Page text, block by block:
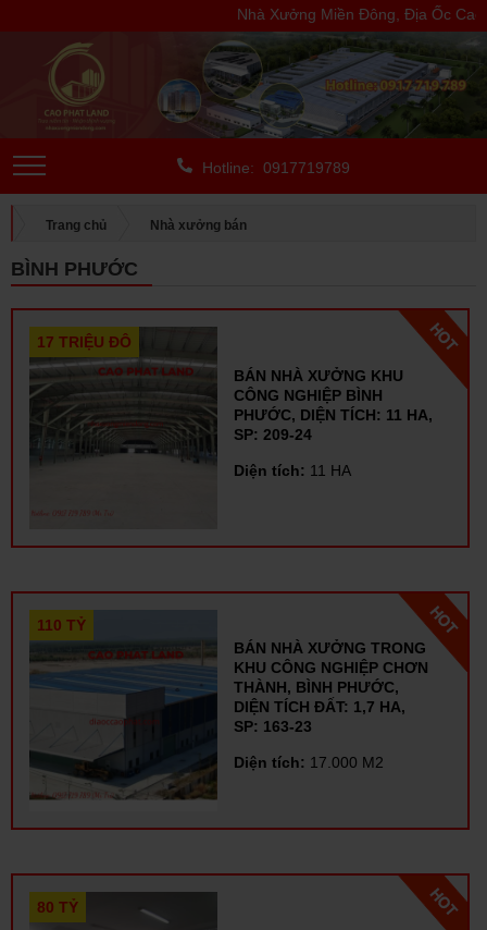
Nhà Xưởng Miền Đông, Địa Ốc Cao
Hotline: 0917719789
Trang chủ Nhà xưởng bán
BÁN NHÀ XƯỞNG TRONG KCN
BÌNH PHƯỚC
17 TRIỆU ĐÔ
BÁN NHÀ XƯỞNG KHU
CÔNG NGHIỆP BÌNH
PHƯỚC, DIỆN TÍCH: 11 HA,
SP: 209-24
Diện tích: 11 HA
110 TỶ
BÁN NHÀ XƯỞNG TRONG
KHU CÔNG NGHIỆP CHƠN
THÀNH, BÌNH PHƯỚC,
DIỆN TÍCH ĐẤT: 1,7 HA,
SP: 163-23
Diện tích: 17.000 M2
80 TỶ